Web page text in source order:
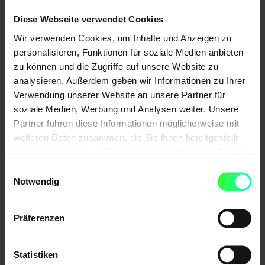
Diese Webseite verwendet Cookies
Wir verwenden Cookies, um Inhalte und Anzeigen zu
personalisieren, Funktionen für soziale Medien anbieten
zu können und die Zugriffe auf unsere Website zu
analysieren. Außerdem geben wir Informationen zu Ihrer
Verwendung unserer Website an unsere Partner für
soziale Medien, Werbung und Analysen weiter. Unsere
Partner führen diese Informationen möglicherweise mit
weiteren Daten zusammen, die Sie ihnen bereitgestellt
Notwendig
Präferenzen
Statistiken
Algorithmus. In den mobilen Suchergebnissen
wird die mobile Optimierung von Webseiten zu
einem Rankingfaktor. Was es damit auf sich hat,
was mobile friendly genau bedeutet und welche
Vor- und Nachteile bestehen, hat Jens Fauldrath
jüngst in einem Interview mit Horizont
beantwortet. Kommt der Nutzer auf Seiten, die
auf dem Smartphone schlecht aussehen, fragt er
Sie hier das komplette Interview. Hinterlassen Sie
beantworten wir Ihre Fragen.
(...) weiterlesen